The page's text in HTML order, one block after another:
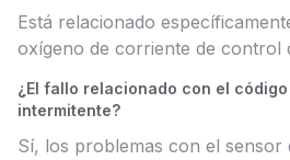
Está relacionado
oxígeno de corriente de control
¿El fallo relacionado con el
intermitente?
Sí, los problemas con el sensor